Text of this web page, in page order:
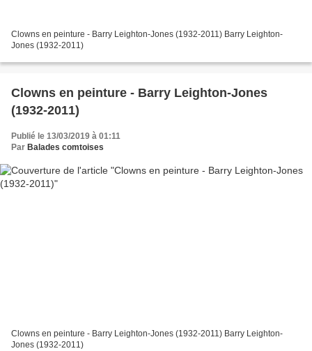
Clowns en peinture - Barry Leighton-Jones (1932-2011) Barry Leighton-
Jones (1932-2011)
Clowns en peinture - Barry Leighton-Jones
(1932-2011)
Publié le 13/03/2019 à 01:11
Par Balades comtoises
Clowns en peinture - Barry Leighton-Jones (1932-2011) Barry Leighton-
Jones (1932-2011)